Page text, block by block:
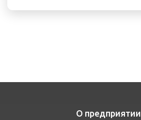
О предприятии